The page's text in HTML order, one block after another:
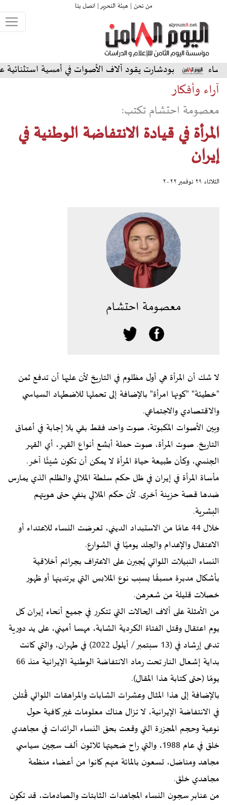
من نحن | هيئة التحرير |اتصل بنا
يقود آلاف الأصوات في أمسية استثنائية على المسرح
آراء وأفكار
معصومة احتشام تكتب:
المرأة في قيادة الانتفاضة الوطنية في
إيران
الثلاثاء ٢٩ نوفمبر ٢٠٢٢
معصومة احتشام
لا شك أن المرأة هي أول مظلوم في التاريخ لأن عليها أن تدفع ثمن
"خطيئة" "كونها امرأة" بالإضافة إلى تحملها للاضطهاد السياسي
والاقتصادي والاجتماعي.
وبين الأصوات المكبوتة، صوت واحد فقط بقي بلا إجابة في أعماق
التاريخ. صوت المرأة، صوت حملة أبشع أنواع القهر، أي القهر
الجنسي، وكأن طبيعة حياة المرأة لا يمكن أن تكون شيئًا آخر.
مأساة المرأة في إيران في ظل حكم سلطة الملالي والظلم الذي يمارس
ضدها قصة حزينة أخرى. لأن حكم الملالي ينفي حتى هويتهم
البشرية.
خلال 44 عامًا من الاستبداد الديني، تعرضت النساء للاعتداء أو
الاعتقال والإعدام والجلد يوميًا في الشوارع.
النساء النبيلات اللواتي يُجبرن على الاعتراف بجرائم أخلاقية
بأشكال مدبرة مسبقًا بسبب نوع الملابس التي يرتدينها أو ظهور
خصلات قليلة من شعرهن.
من الأمثلة على آلاف الحالات التي تتكرر في جميع أنحاء إيران كل
يوم اعتقال وقتل الفتاة الكردية الشابة، مهسا أميني، على يد دورية
تدعى إرشاد في (13 سبتمبر / أيلول 2022) في طهران، والتي كانت
بداية إشعال النار تحت رماد الانتفاضة الوطنية الإيرانية منذ 66
يومًا (حتى كتابة هذا المقال).
بالإضافة إلى هذا المثال وعشرات الشابات والمراهقات اللواتي قُتلن
في الانتفاضة الإيرانية، لا تزال هناك معلومات غير كافية حول
نوعية وحجم المجزرة التي وقعت بحق النساء الرائدات في مجاهدي
خلق في عام 1988، والتي راح ضحيتها ثلاثون ألف سجين سياسي
مجاهد ومناضل، تسعون بالمائة منهم كانوا من أعضاء منظمة
مجاهدي خلق.
من عنابر سجون النساء المجاهدات الثابتات والصادمات، قد تكون